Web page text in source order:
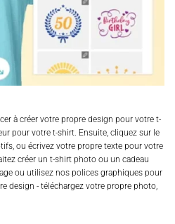
à créer votre propre design pour votre t-
pour votre t-shirt. Ensuite, cliquez sur le
ou écrivez votre propre texte pour votre
créer un t-shirt photo ou un cadeau
ou utilisez nos polices graphiques pour
design - téléchargez votre propre photo,